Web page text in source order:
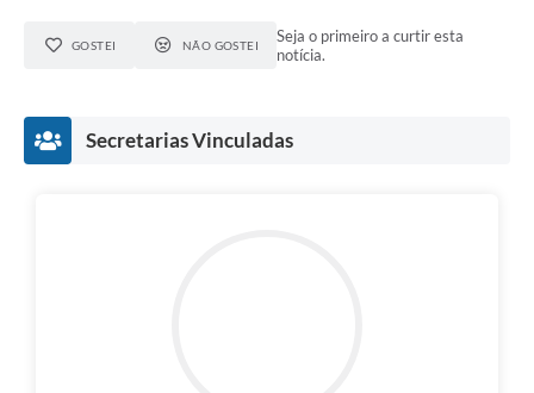
GOSTEI NÃO GOSTEI
Seja o primeiro a curtir esta
notícia.
Secretarias Vinculadas